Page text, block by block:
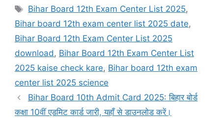
Tags
Bihar Board 12th Exam Center List 2025,
Bihar board 12th exam center list 2025 date,
Bihar Board 12th Exam Center List 2025
download, Bihar Board 12th Exam Center List
2025 kaise check kare, Bihar board 12th exam
center list 2025 science
Bihar Board 10th Admit Card 2025: बिहार बोर्ड
कक्षा 10वीं एडमिट कार्ड जारी, यहाँ से डाउनलोड करें।